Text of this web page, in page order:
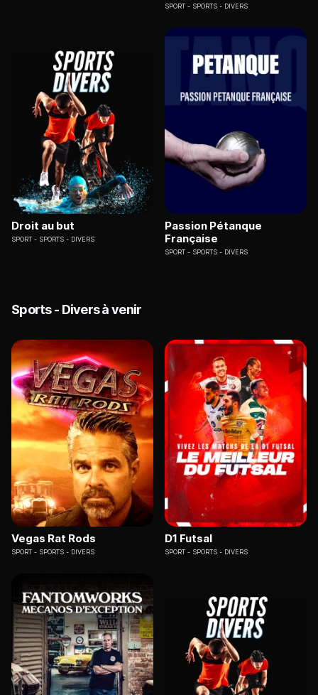
SPORT SPORTS - DIVERS
Droit au but
SPORT SPORTS - DIVERS
Passion Pétanque
Française
SPORT SPORTS - DIVERS
Sports - Divers à venir
Vegas Rat Rods
SPORT SPORTS - DIVERS
D1 Futsal
SPORT SPORTS - DIVERS